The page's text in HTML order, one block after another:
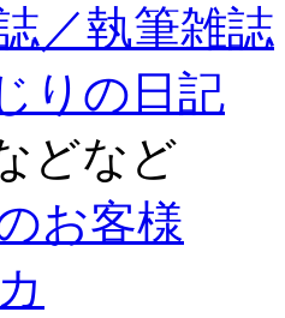
／執筆雑誌
りの日記
どなど
お客様